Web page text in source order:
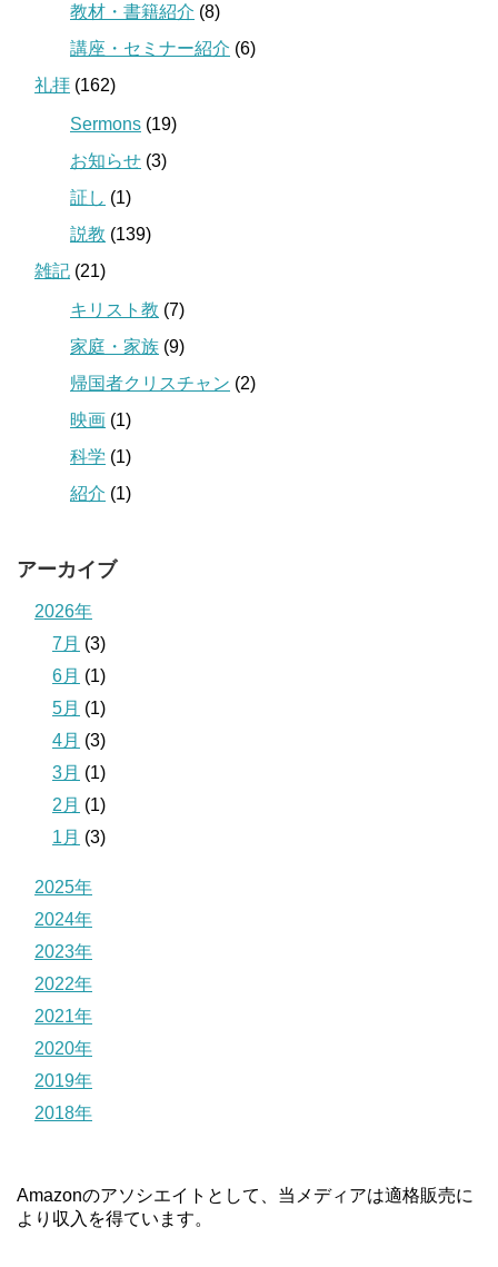
教材・書籍紹介 (8)
講座・セミナー紹介 (6)
礼拝 (162)
Sermons (19)
お知らせ (3)
証し (1)
説教 (139)
雑記 (21)
キリスト教 (7)
家庭・家族 (9)
帰国者クリスチャン (2)
映画 (1)
科学 (1)
紹介 (1)
アーカイブ
2026年
7月 (3)
6月 (1)
5月 (1)
4月 (3)
3月 (1)
2月 (1)
1月 (3)
2025年
2024年
2023年
2022年
2021年
2020年
2019年
2018年
Amazonのアソシエイトとして、当メディアは適格販売に
より収入を得ています。